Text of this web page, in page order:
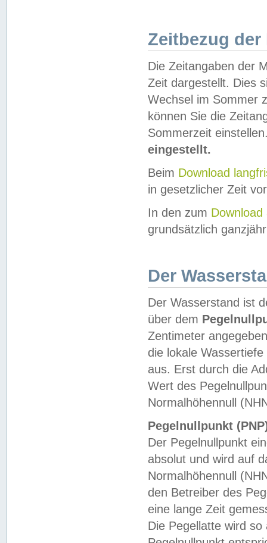
Zeitbezug der
Die Zeitangaben der
Zeit dargestellt. Dies
Wechsel im Sommer
können Sie die
Sommerzeit
eingestellt.
Beim Download
in gesetzlicher Zeit
In den zum Download
grundsätzlich
Der
Der Wasserstand ist
über dem
Zentimeter
die lokale
aus. Erst durch die
Wert des
Normalhöhennull
Pegelnullpunkt
Der Pegelnullpunkt
absolut und wird auf
Normalhöhennull
den Betreiber des
eine lange Zeit
Die Pegellatte wird